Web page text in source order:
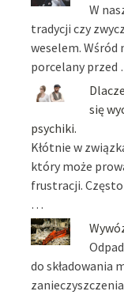
W
tradycji czy
weselem. Wśród
porcelany
się
psychiki.
Kłótnie w
który może
frustracji.
…
do składowania